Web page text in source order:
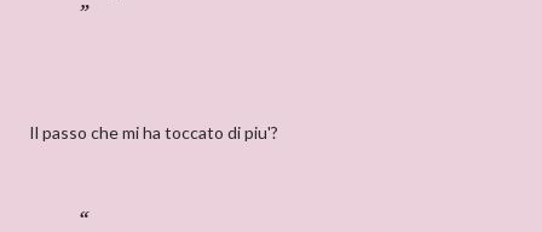
Il passo che mi ha toccato di piu'?